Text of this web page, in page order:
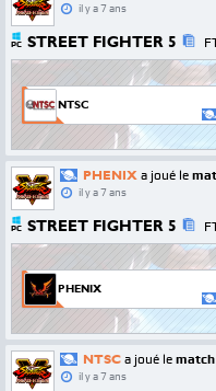
il y a 7 ans
PC STREET FIGHTER 5
NTSC
PHENIX a joué le
il y a 7 ans
PC STREET FIGHTER 5
PHENIX
NTSC a joué le match
il y a 7 ans